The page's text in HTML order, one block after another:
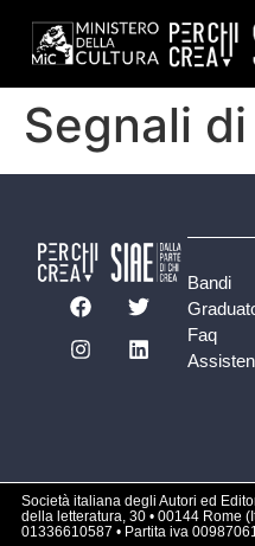
Segnali
Bandi
Faq
Società italiana degli Autori ed
della letteratura, 30 • 00144 Rome
01336610587 • Partita iva